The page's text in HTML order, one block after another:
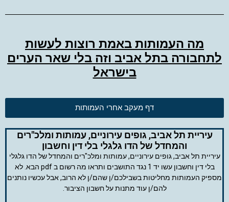
מה העמותות באמת רוצות לעשות
לתחבורה בתל אביב וזה בלי שאר הערים
בישראל
דף מעקב אחרי העמותות
עיריית תל אביב, גופים עירוניים, עמותות ומלכ"רים
והמחדל של הדו גלגלי בלי דין וחשבון
עיריית תל אביב, גופים עירוניים, עמותות ומלכ"רים והמחדל של הדו גלגלי
בלי דין וחשבון עשו יד 1 נגד התושבים ותראו מה רשום ב pdf הבא. לא
מספיק העמותות מחליטות בשבילכם/ן שהם/ן לא הרוב, אבל עכשיו נותנים
להם/ן עוד מתנות על חשבון הציבור.